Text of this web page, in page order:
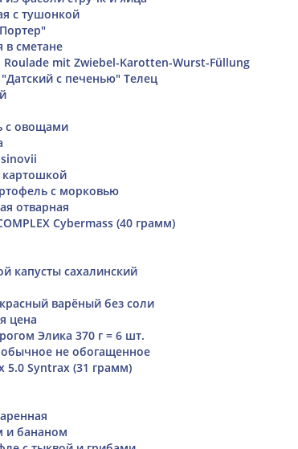
с тушонкой
в сметане
mit Zwiebel-Karotten-Wurst-Füllung
с печенью" Телец
с овощами
картошкой
с морковью
отварная
Cybermass (40 грамм)
капусты сахалинский
варёный без соли
цена
Элика 370 г = 6 шт.
не обогащенное
Syntrax (31 грамм)
и бананом